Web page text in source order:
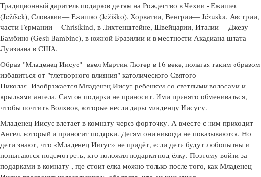
Традиционный даритель подарков детям на Рождество в Чехии - Ежишек
(Ježíšek), Словакии— Ежишко (Ježiško), Хорватии, Венгрии— Jézuska, Австрии,
части Германии— Christkind, в Лихтенштейне, Швейцарии, Италии— Джезу
Бамбино (Gesù Bambino), в южной Бразилии и в местности Акадиана штата
Луизиана в США.
Образ "Младенец Иисус" ввел Мартин Лютер в 16 веке, полагая таким образом
избавиться от "тлетворного влияния" католического Святого
Николая.Изображается Младенец Иисус ребенком со светлыми волосами и
крыльями ангела. Сам он подарки не приносит. Ими принято обмениваться,
чтобы почтить Волхвов, которые несли дары младенцу Иисусу.
Младенец Иисус влетает в комнату через форточку. А вместе с ним приходит
Ангел, который и приносит подарки. Детям они никогда не показываются. Но
дети знают, что «Младенец Иисус» не придёт, если дети будут любопытны и
попытаются подсмотреть, кто положил подарки под ёлку. Поэтому войти за
подарками в комнату , где стоит елка можно только после того, как Младенец